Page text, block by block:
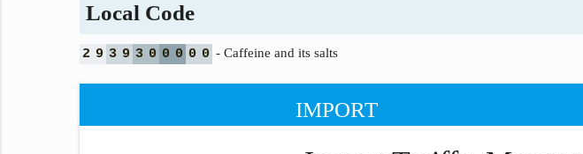
Local Code
2 9 3 9 3 0 0 0 0 0 - Caffeine and its salts
IMPORT